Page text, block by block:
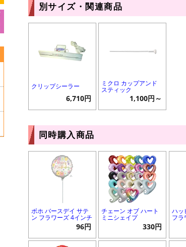
別サイズ・関連商品
クリップシーラー
6,710円
ミクロ カップアンド
スティック
1,100円～
同時購入商品
ボホ バースデイ サテ
ン フラワーズ 4インチ
96円
チェーン オブ ハート
ミニシェイプ
330円
ハッ
フラ